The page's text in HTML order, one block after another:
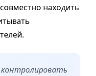
находить